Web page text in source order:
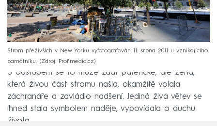
Strom přeživších v New Yorku vyfotografován 11. srpna 2011 u vznikajícího
památníku.
Zdroj: Profimedia.cz
S odstupem se to může zdát patetické, ale žena,
která živou část stromu našla, okamžitě volala
záchranáře a zavládlo nadšení. Jediná živá větev se
ihned stala symbolem naděje, vypovídala o duchu
života.